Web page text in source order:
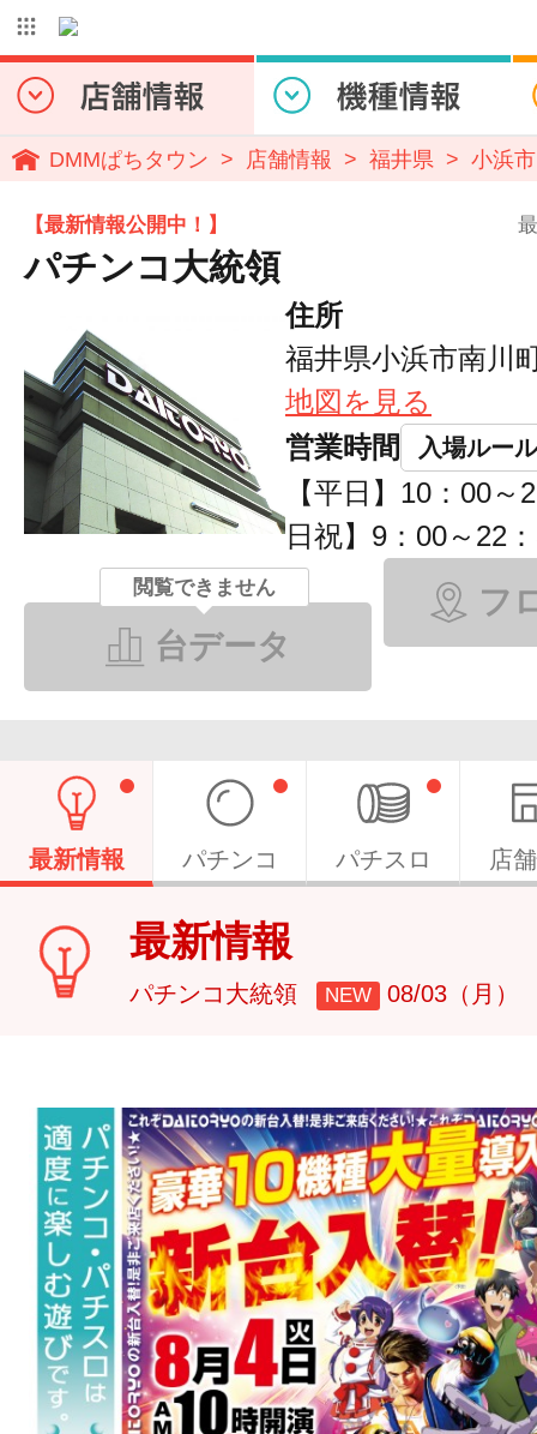
DMMぱちタウン 店舗情報 福井県 小浜市
【最新情報公開中！】
パチンコ大統領
住所
福井県小浜市南川
地図を見る
営業時間
入場ルール
【平日】10：00
日祝】9：00～22
閲覧できません
台データ
フ
最新情報 パチンコ パチスロ 店
最新情報
パチンコ大統領 NEW 08/03（月）